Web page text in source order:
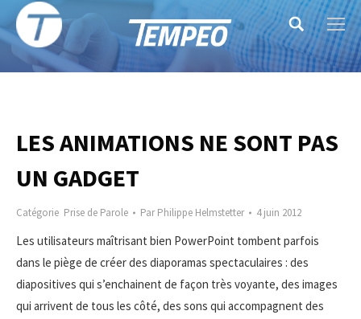
Search:
LES ANIMATIONS NE SONT PAS
UN GADGET
Catégorie Prise de Parole ParPhilippe Helmstetter 4 juin 2012
Les utilisateurs maîtrisant bien PowerPoint tombent parfois
dans le piège de créer des diaporamas spectaculaires : des
diapositives qui s’enchainent de façon très voyante, des images
qui arrivent de tous les côté, des sons qui accompagnent des